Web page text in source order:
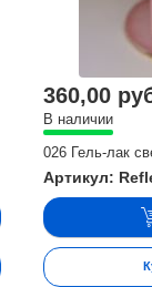
360,00
В наличии
026 Гель-лак
Артикул: